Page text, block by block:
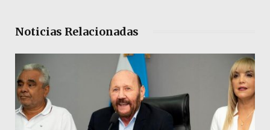
Noticias Relacionadas